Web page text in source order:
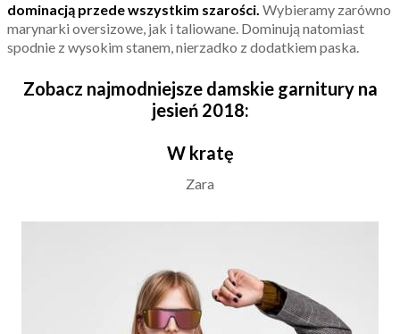
dominacją przede wszystkim szarości. Wybieramy zarówno
marynarki oversizowe, jak i taliowane. Dominują natomiast
spodnie z wysokim stanem, nierzadko z dodatkiem paska.
Zobacz najmodniejsze damskie garnitury na
jesień 2018:
W kratę
Zara